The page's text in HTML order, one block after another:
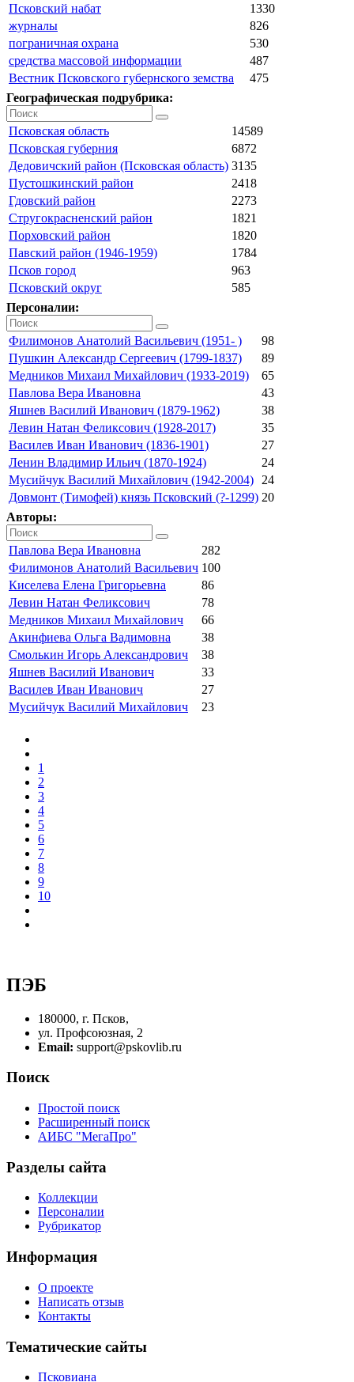
Псковский набат
1330
журналы
826
пограничная охрана
530
средства массовой информации
487
Вестник Псковского губернского земства
475
Географическая подрубрика:
Псковская область
14589
Псковская губерния
6872
Дедовичский район (Псковская область) 3135
Пустошкинский район
2418
Гдовский район
2273
Стругокрасненский район
1821
Порховский район
1820
Павский район (1946-1959)
1784
Псков город
963
Псковский округ
585
Персоналии:
Филимонов Анатолий Васильевич (1951- )
98
Пушкин Александр Сергеевич (1799-1837)
89
Медников Михаил Михайлович (1933-2019)
65
Павлова Вера Ивановна
43
Яшнев Василий Иванович (1879-1962)
38
Левин Натан Феликсович (1928-2017)
35
Василев Иван Иванович (1836-1901)
27
Ленин Владимир Ильич (1870-1924)
24
Мусийчук Василий Михайлович (1942-2004)
24
Довмонт (Тимофей) князь Псковский (?-1299) 20
Авторы:
Павлова Вера Ивановна
282
Филимонов Анатолий Васильевич 100
Киселева Елена Григорьевна
86
Левин Натан Феликсович
78
Медников Михаил Михайлович
66
Акинфиева Ольга Вадимовна
38
Смолькин Игорь Александрович
38
Яшнев Василий Иванович
33
Василев Иван Иванович
27
Мусийчук Василий Михайлович
23
1
2
3
4
5
6
7
8
9
10
ПЭБ
180000, г. Псков,
ул. Профсоюзная, 2
Email: support@pskovlib.ru
Поиск
Простой поиск
Расширенный поиск
АИБС "МегаПро"
Разделы сайта
Коллекции
Персоналии
Рубрикатор
Информация
О проекте
Написать отзыв
Контакты
Тематические сайты
Псковиана